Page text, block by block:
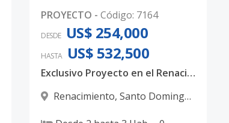
PROYECTO - Código: 7164
DESDE US$ 254,000
HASTA US$ 532,500
Exclusivo Proyecto en el Renacimiento un Lujo familiar
Renacimiento, Santo Domingo